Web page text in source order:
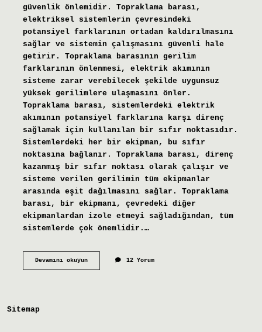
güvenlik önlemidir. Topraklama barası,
elektriksel sistemlerin çevresindeki
potansiyel farklarının ortadan kaldırılmasını
sağlar ve sistemin çalışmasını güvenli hale
getirir. Topraklama barasının gerilim
farklarının önlenmesi, elektrik akımının
sisteme zarar verebilecek şekilde uygunsuz
yüksek gerilimlere ulaşmasını önler.
Topraklama barası, sistemlerdeki elektrik
akımının potansiyel farklarına karşı direnç
sağlamak için kullanılan bir sıfır noktasıdır.
Sistemlerdeki her bir ekipman, bu sıfır
noktasına bağlanır. Topraklama barası, direnç
kazanmış bir sıfır noktası olarak çalışır ve
sisteme verilen gerilimin tüm ekipmanlar
arasında eşit dağılmasını sağlar. Topraklama
barası, bir ekipmanı, çevredeki diğer
ekipmanlardan izole etmeyi sağladığından, tüm
sistemlerde çok önemlidir.…
Devamını okuyunTopraklama
12 Yorum
Sitemap